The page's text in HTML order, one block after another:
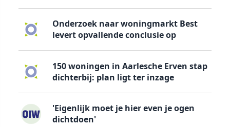
Onderzoek naar woningmarkt Best
levert opvallende conclusie op
150 woningen in Aarlesche Erven stap
dichterbij: plan ligt ter inzage
'Eigenlijk moet je hier even je ogen
dichtdoen'